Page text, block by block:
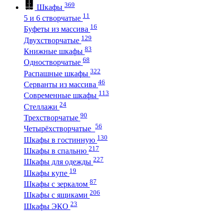
Шкафы 369
5 и 6 створчатые 11
Буфеты из массива 16
Двухстворчатые 129
Книжные шкафы 83
Одностворчатые 68
Распашные шкафы 322
Серванты из массива 46
Современные шкафы 113
Стеллажи 24
Трехстворчатые 90
Четырёхстворчатые 56
Шкафы в гостинную 130
Шкафы в спальню 217
Шкафы для одежды 227
Шкафы купе 19
Шкафы с зеркалом 87
Шкафы с ящиками 206
Шкафы ЭКО 23